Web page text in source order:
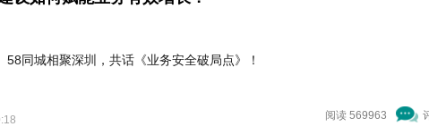
同城相聚深圳，共话《业务安全破局点》！
阅读 569963